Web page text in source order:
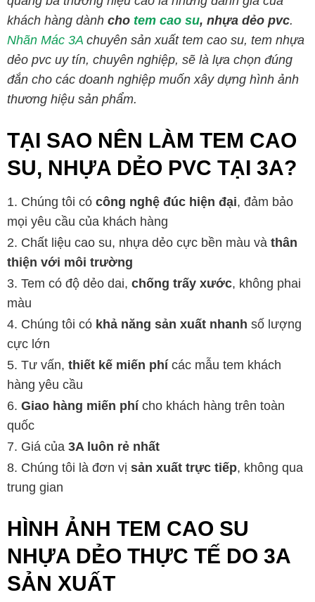
khách hàng dành cho tem cao su, nhựa dẻo pvc.
Nhãn Mác 3A chuyên sản xuất tem cao su, tem nhựa
dẻo pvc uy tín, chuyên nghiệp, sẽ là lựa chọn đúng
đắn cho các doanh nghiệp muốn xây dựng hình ảnh
thương hiệu sản phẩm.
TẠI SAO NÊN LÀM TEM CAO
SU, NHỰA DẺO PVC TẠI 3A?
Chúng tôi có công nghệ đúc hiện đại, đảm bảo
mọi yêu cầu của khách hàng
Chất liệu cao su, nhựa dẻo cực bền màu và thân
thiện với môi trường
Tem có độ dẻo dai, chống trấy xước, không phai
màu
Chúng tôi có khả năng sản xuất nhanh số lượng
cực lớn
Tư vấn, thiết kế miến phícác mẫu tem khách
hàng yêu cầu
Giao hàng miến phícho khách hàng trên toàn
quốc
Giá của 3A luôn rẻ nhất
Chúng tôi là đơn vị sản xuất trực tiếp, không qua
trung gian
HÌNH ẢNH TEM CAO SU
NHỰA DẺO THỰC TẾ DO 3A
SẢN XUẤT